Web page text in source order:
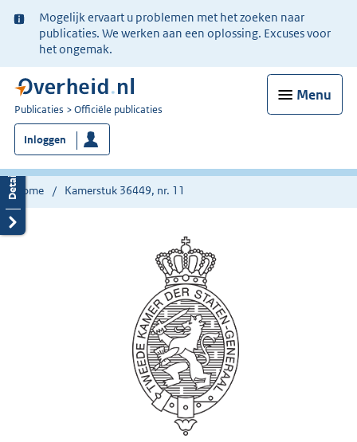
Ter
informatie:
Mogelijk ervaart u problemen met het zoeken naar
publicaties. We werken aan een oplossing. Excuses voor
het ongemak.
Menu
U
bent
nu
hier:
Publicaties Officiële publicaties
Inloggen
Home Kamerstuk 36449, nr. 11